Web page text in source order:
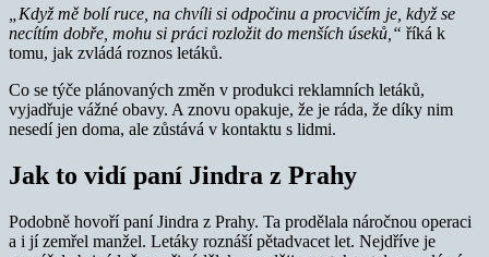
„Když mě bolí ruce, na chvíli si odpočinu a procvičím je, když se
necítím dobře, mohu si práci rozložit do menších úseků,“ říká k
tomu, jak zvládá roznos letáků.
Co se týče plánovaných změn v produkci reklamních letáků,
vyjadřuje vážné obavy. A znovu opakuje, že je ráda, že díky nim
nesedí jen doma, ale zůstává v kontaktu s lidmi.
Jak to vidí paní Jindra z Prahy
Podobně hovoří paní Jindra z Prahy. Ta prodělala náročnou operaci
a i jí zemřel manžel. Letáky roznáší pětadvacet let. Nejdříve je